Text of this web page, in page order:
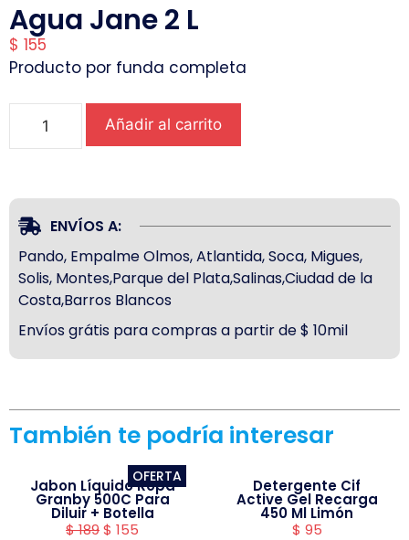
Agua Jane 2 L
$ 155
Producto por funda completa
Añadir al carrito
ENVÍOS A:
Pando, Empalme Olmos, Atlantida, Soca, Migues,
Solis, Montes,Parque del Plata,Salinas,Ciudad de la
Costa,Barros Blancos
Envíos grátis para compras a partir de $ 10mil
También te podría interesar
OFERTA
Jabon Líquido Ropa
Granby 500C Para
Diluir + Botella
$189$ 155
Detergente Cif
Active Gel Recarga
450 Ml Limón
$ 95